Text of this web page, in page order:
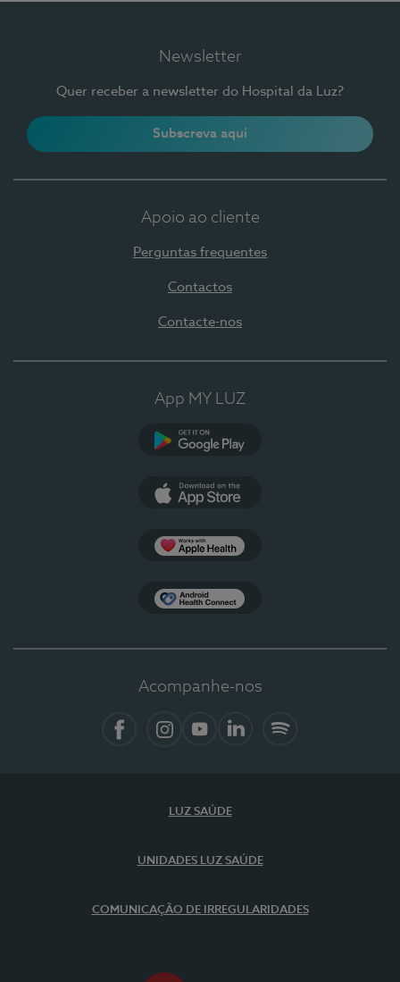
Newsletter
Quer receber a newsletter do Hospital da Luz?
Subscreva aqui
Apoio ao cliente
Perguntas frequentes
Contactos
Contacte-nos
App MY LUZ
Acompanhe-nos
LUZ SAÚDE
UNIDADES LUZ SAÚDE
COMUNICAÇÃO DE IRREGULARIDADES